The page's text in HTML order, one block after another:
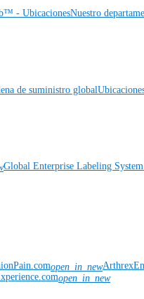
- UbicacionesNuestro
de suministro global
Global Enterprise Labeling
open_in_new
open_in_new